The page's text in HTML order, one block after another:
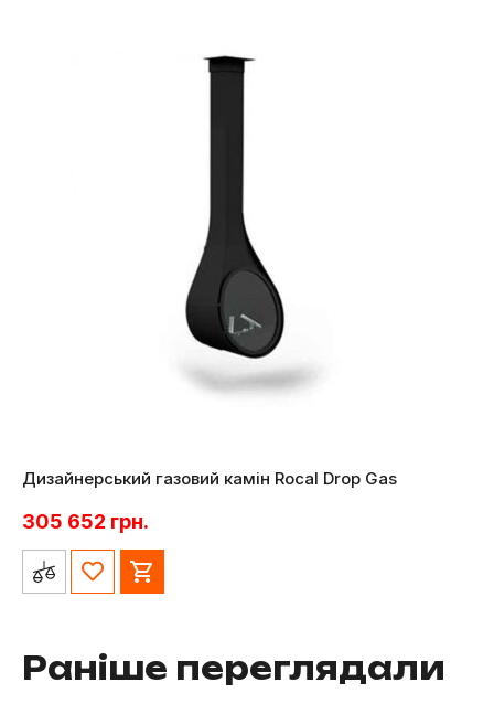
Дизайнерський газовий камін Rocal Drop Gas
305 652 грн.
Раніше переглядали